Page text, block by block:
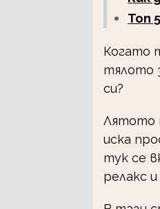
Топ
Когато
тялото
си?
Лятото
иска
тук се
релакс